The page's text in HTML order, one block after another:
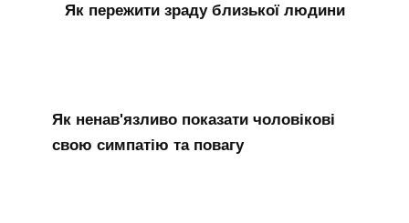
Як пережити зраду близької людини
Як ненав'язливо показати чоловікові
свою симпатію та повагу